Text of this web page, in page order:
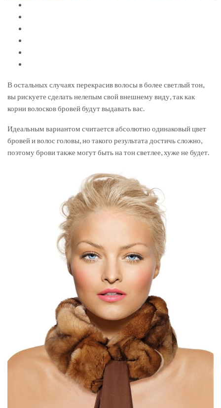
В остальных случаях перекрасив волосы в более светлый тон,
вы рискуете сделать нелепым свой внешнему виду, так как
корни волосков бровей будут выдавать вас.
Идеальным вариантом считается абсолютно одинаковый цвет
бровей и волос головы, но такого результата достичь сложно,
поэтому брови также могут быть на тон светлее, хуже не будет.